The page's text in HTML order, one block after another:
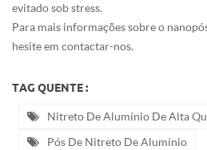
evitado sob stress.
Para mais informações sobre o
hesite em contactar-nos.
TAG QUENTE :
Nitreto De Alumínio De Alta
Pós De Nitreto De Alumínio